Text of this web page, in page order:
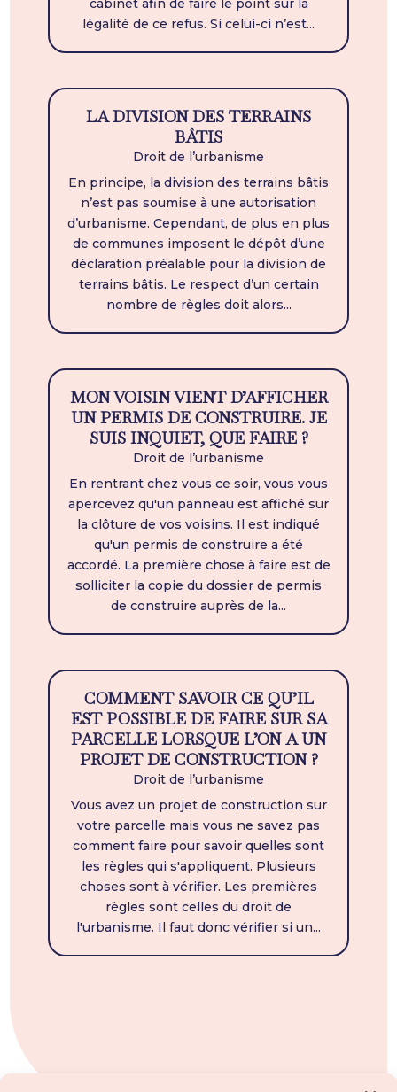
cabinet afin de faire le point sur la
légalité de ce refus. Si celui-ci n’est...
LA DIVISION DES TERRAINS
BÂTIS
Droit de l’urbanisme
En principe, la division des terrains bâtis
n’est pas soumise à une autorisation
d’urbanisme. Cependant, de plus en plus
de communes imposent le dépôt d’une
déclaration préalable pour la division de
terrains bâtis. Le respect d’un certain
nombre de règles doit alors...
MON VOISIN VIENT D’AFFICHER
UN PERMIS DE CONSTRUIRE. JE
SUIS INQUIET, QUE FAIRE ?
Droit de l’urbanisme
En rentrant chez vous ce soir, vous vous
apercevez qu'un panneau est affiché sur
la clôture de vos voisins. Il est indiqué
qu'un permis de construire a été
accordé. La première chose à faire est de
solliciter la copie du dossier de permis
de construire auprès de la...
COMMENT SAVOIR CE QU’IL
EST POSSIBLE DE FAIRE SUR SA
PARCELLE LORSQUE L’ON A UN
PROJET DE CONSTRUCTION ?
Droit de l’urbanisme
Vous avez un projet de construction sur
votre parcelle mais vous ne savez pas
comment faire pour savoir quelles sont
les règles qui s'appliquent. Plusieurs
choses sont à vérifier. Les premières
règles sont celles du droit de
l'urbanisme. Il faut donc vérifier si un...